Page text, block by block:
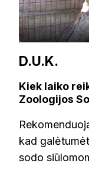
D.U.K.
Kiek laiko
Zoologijos
kad
sodo